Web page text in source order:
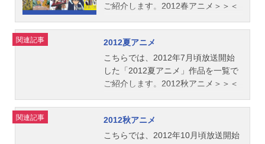
ご紹介します。2012春アニメ＞＞＜
関連記事
2012夏アニメ
こちらでは、2012年7月頃放送開始
した「2012夏アニメ」作品を一覧で
ご紹介します。2012秋アニメ＞＞＜
関連記事
2012秋アニメ
こちらでは、2012年10月頃放送開始